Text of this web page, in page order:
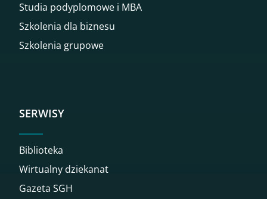
Studia podyplomowe i MBA
Szkolenia dla biznesu
Szkolenia grupowe
SERWISY
Biblioteka
Wirtualny dziekanat
Gazeta SGH